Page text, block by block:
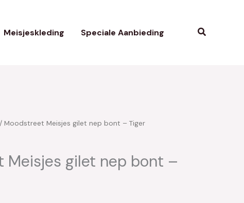
Meisjeskleding Speciale Aanbieding Zoeken
/ Moodstreet Meisjes gilet nep bont – Tiger
Meisjes gilet nep bont –